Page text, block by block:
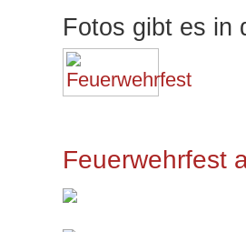
Fotos gibt es in
Feuerwehrfest